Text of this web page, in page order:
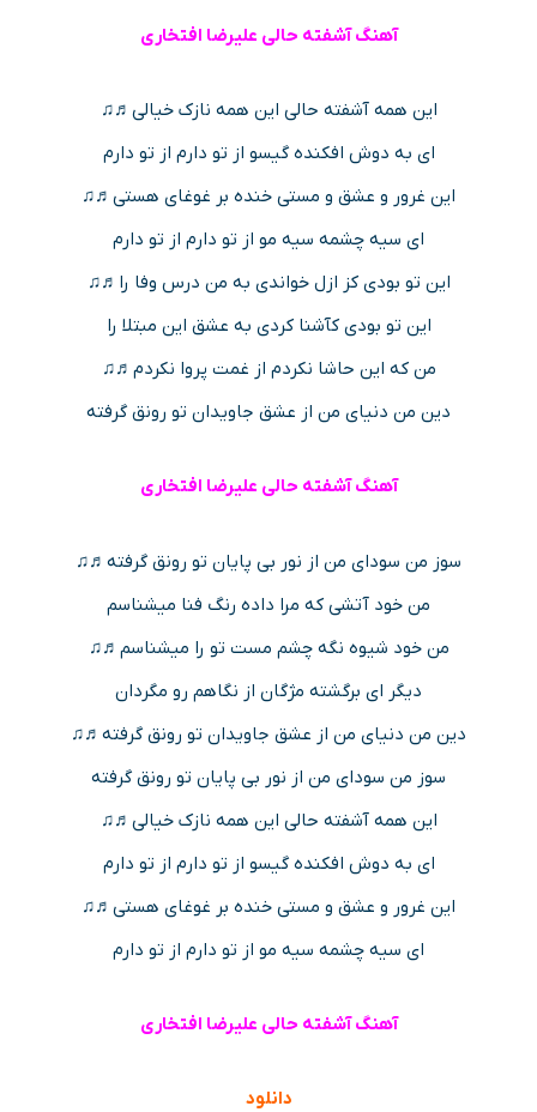
آهنگ آشفته حالی علیرضا افتخاری
این همه آشفته حالی این همه نازک خیالی♬♫
ای به دوش افکنده گیسو از تو دارم از تو دارم
این غرور و عشق و مستی خنده بر غوغای هستی♬♫
ای سیه چشمه سیه مو از تو دارم از تو دارم
این تو بودی کز ازل خواندی به من درس وفا را♬♫
این تو بودی کآشنا کردی به عشق این مبتلا را
من که این حاشا نکردم از غمت پروا نکردم♬♫
دین من دنیای من از عشق جاویدان تو رونق گرفته
آهنگ آشفته حالی علیرضا افتخاری
سوز من سودای من از نور بی پایان تو رونق گرفته♬♫
من خود آتشی که مرا داده رنگ فنا میشناسم
من خود شیوه نگه چشم مست تو را میشناسم♬♫
دیگر ای برگشته مژگان از نگاهم رو مگردان
دین من دنیای من از عشق جاویدان تو رونق گرفته♬♫
سوز من سودای من از نور بی پایان تو رونق گرفته
این همه آشفته حالی این همه نازک خیالی♬♫
ای به دوش افکنده گیسو از تو دارم از تو دارم
این غرور و عشق و مستی خنده بر غوغای هستی♬♫
ای سیه چشمه سیه مو از تو دارم از تو دارم
آهنگ آشفته حالی علیرضا افتخاری
دانلود